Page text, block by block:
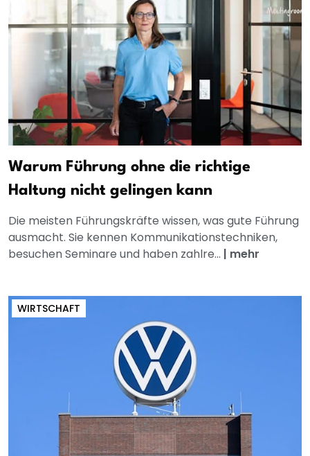
Warum Führung ohne die richtige
Haltung nicht gelingen kann
Die meisten Führungskräfte wissen, was gute Führung
ausmacht. Sie kennen Kommunikationstechniken,
besuchen Seminare und haben zahlre... | mehr
WIRTSCHAFT